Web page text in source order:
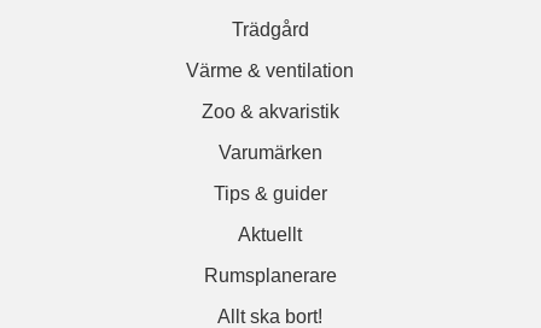
Trädgård
Värme & ventilation
Zoo & akvaristik
Varumärken
Tips & guider
Aktuellt
Rumsplanerare
Allt ska bort!